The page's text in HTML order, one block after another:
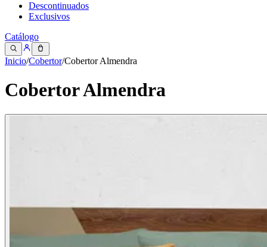
Descontinuados
Exclusivos
Catálogo
Inicio/Cobertor/Cobertor Almendra
Cobertor Almendra